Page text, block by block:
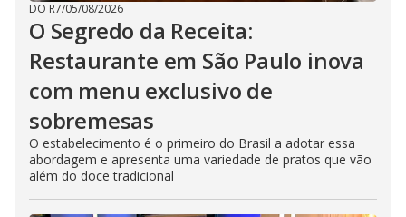
DO R7/05/08/2026
O Segredo da Receita:
Restaurante em São Paulo inova
com menu exclusivo de
sobremesas
O estabelecimento é o primeiro do Brasil a adotar essa
abordagem e apresenta uma variedade de pratos que vão
além do doce tradicional